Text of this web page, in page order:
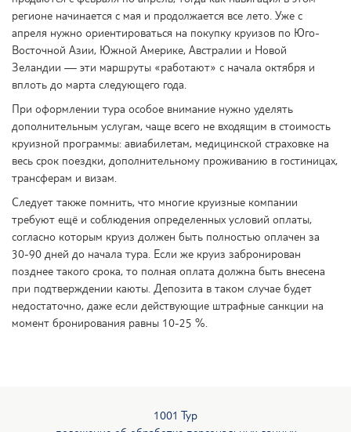
регионе начинается с мая и продолжается все лето. Уже с
апреля нужно ориентироваться на покупку круизов по Юго-
Восточной Азии, Южной Америке, Австралии и Новой
Зеландии — эти маршруты «работают» с начала октября и
вплоть до марта следующего года.
При оформлении тура особое внимание нужно уделять
дополнительным услугам, чаще всего не входящим в стоимость
круизной программы: авиабилетам, медицинской страховке на
весь срок поездки, дополнительному проживанию в гостиницах,
трансферам и визам.
Следует также помнить, что многие круизные компании
требуют ещё и соблюдения определенных условий оплаты,
согласно которым круиз должен быть полностью оплачен за
30-90 дней до начала тура. Если же круиз забронирован
позднее такого срока, то полная оплата должна быть внесена
при подтверждении каюты. Депозита в таком случае будет
недостаточно, даже если действующие штрафные санкции на
момент бронирования равны 10-25 %.
1001 Тур